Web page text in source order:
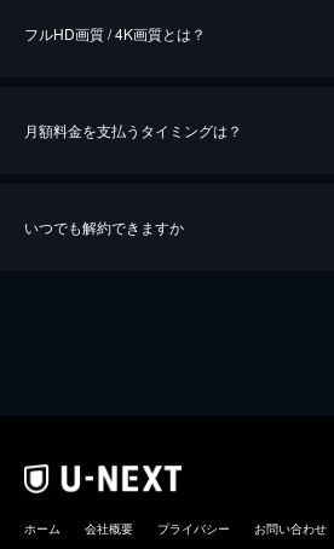
※40％ポイント還元の対象は、クレジットカード決済に
iOSアプリのUコイン決済による作品の購入 / レンタ
フルHD画質 / 4K画質とは？
月額料金を支払うタイミングは？
いつでも解約できますか
ホーム 会社概要 プライバシー お問い合わせ